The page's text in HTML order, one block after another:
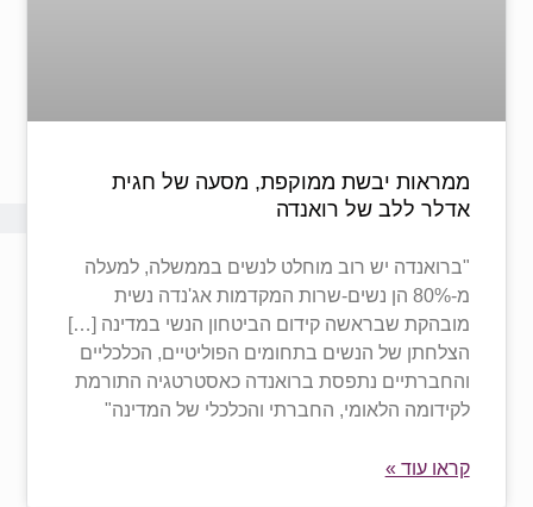
ממראות יבשת ממוקפת, מסעה של חגית
אדלר ללב של רואנדה
"ברואנדה יש רוב מוחלט לנשים בממשלה, למעלה
מ-80% הן נשים-שרות המקדמות אג'נדה נשית
מובהקת שבראשה קידום הביטחון הנשי במדינה […]
הצלחתן של הנשים בתחומים הפוליטיים, הכלכליים
והחברתיים נתפסת ברואנדה כאסטרטגיה התורמת
לקידומה הלאומי, החברתי והכלכלי של המדינה"
קראו עוד »